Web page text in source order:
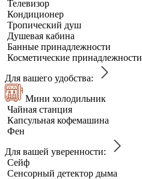
Телевизор
Кондиционер
Тропический душ
Душевая кабина
Банные принадлежности
Косметические принадлежности
Для вашего удобства:
Мини холодильник
Чайная станция
Капсульная кофемашина
Фен
Для вашей уверенности:
Сейф
Сенсорный детектор дыма